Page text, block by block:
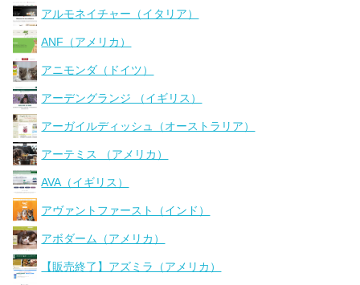
アルモネイチャー（イタリア）
ANF（アメリカ）
アニモンダ（ドイツ）
アーデングランジ （イギリス）
アーガイルディッシュ（オーストラリア）
アーテミス （アメリカ）
AVA（イギリス）
アヴァントファースト（インド）
アボダーム（アメリカ）
【販売終了】アズミラ（アメリカ）